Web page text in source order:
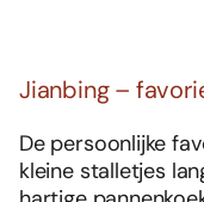
Jianbing –
De persoonlijke
kleine stalletjes